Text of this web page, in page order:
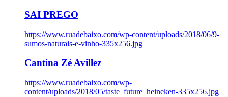
SAI PREGO
https://www.ruadebaixo.com/wp-content/uploads/2018/06/9-
sumos-naturais-e-vinho-335x256.jpg
Cantina Zé Avillez
https://www.ruadebaixo.com/wp-
content/uploads/2018/05/taste_future_heineken-335x256.jpg